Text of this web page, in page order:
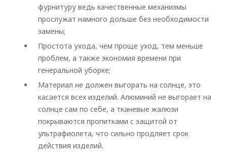
фурнитуру ведь качественные механизмы
прослужат намного дольше без необходимости
замены;
Простота ухода, чем проще уход, тем меньше
проблем, а также экономия времени при
генеральной уборке;
Материал не должен выгорать на солнце, это
касается всех изделий. Алюминий не выгорает на
солнце сам по себе, а тканевые жалюзи
покрываются пропитками с защитой от
ультрафиолета, что сильно продляет срок
действия изделий.